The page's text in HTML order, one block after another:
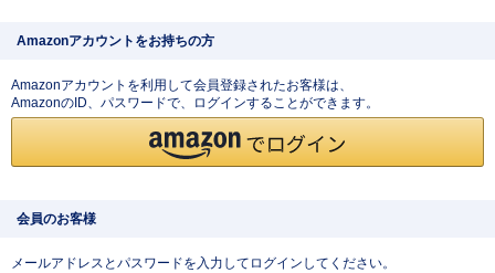
Amazonアカウントをお持ちの方
Amazonアカウントを利用して会員登録されたお客様は、
AmazonのID、パスワードで、ログインすることができます。
会員のお客様
メールアドレスとパスワードを入力してログインしてください。